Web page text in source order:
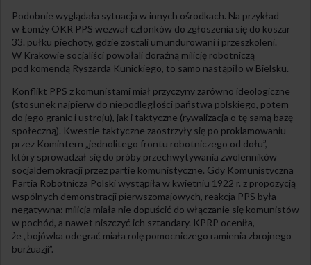
Podobnie wyglądała sytuacja w innych ośrodkach. Na przykład
w Łomży OKR PPS wezwał członków do zgłoszenia się do koszar
33. pułku piechoty, gdzie zostali umundurowani i przeszkoleni.
W Krakowie socjaliści powołali doraźną milicję robotniczą
pod komendą Ryszarda Kunickiego, to samo nastąpiło w Bielsku.
Konflikt PPS z komunistami miał przyczyny zarówno ideologiczne
(stosunek najpierw do niepodległości państwa polskiego, potem
do jego granic i ustroju), jak i taktyczne (rywalizacja o tę samą bazę
społeczną). Kwestie taktyczne zaostrzyły się po proklamowaniu
przez Komintern „jednolitego frontu robotniczego od dołu”,
który sprowadzał się do próby przechwytywania zwolenników
socjaldemokracji przez partie komunistyczne. Gdy Komunistyczna
Partia Robotnicza Polski wystąpiła w kwietniu 1922 r. z propozycją
wspólnych demonstracji pierwszomajowych, reakcja PPS była
negatywna: milicja miała nie dopuścić do włączanie się komunistów
w pochód, a nawet niszczyć ich sztandary. KPRP oceniła,
że „bojówka odegrać miała rolę pomocniczego ramienia zbrojnego
burżuazji”.